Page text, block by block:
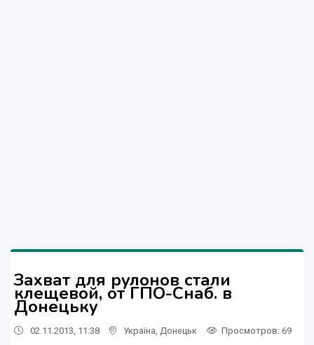
Захват для рулонов стали
клещевой, от ГПО-Снаб. в
Донецьку
02.11.2013, 11:38 Україна Донецьк Просмотров: 69